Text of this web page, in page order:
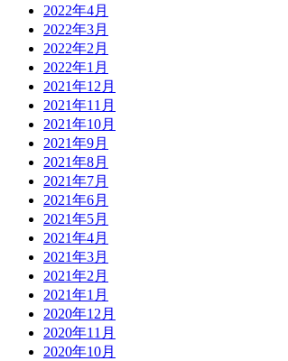
2022年4月
2022年3月
2022年2月
2022年1月
2021年12月
2021年11月
2021年10月
2021年9月
2021年8月
2021年7月
2021年6月
2021年5月
2021年4月
2021年3月
2021年2月
2021年1月
2020年12月
2020年11月
2020年10月